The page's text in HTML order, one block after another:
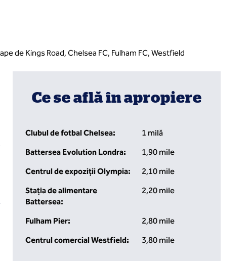
de Kings Road, Chelsea FC, Fulham FC, Westfield
Ce se află în apropiere
Clubul de fotbal Chelsea:
1 milă
Battersea Evolution Londra:
1,90 mile
Centrul de expoziții Olympia:
2,10 mile
Stația de alimentare
Battersea:
2,20 mile
Fulham Pier:
2,80 mile
Centrul comercial Westfield:
3,80 mile